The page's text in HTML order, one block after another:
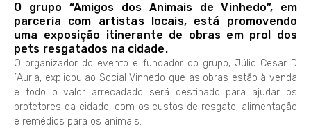
O grupo “Amigos dos Animais de Vinhedo”, em
parceria com artistas locais, está promovendo
uma exposição itinerante de obras em prol dos
pets resgatados na cidade.
O organizador do evento e fundador do grupo, Júlio Cesar D
´Auria, explicou ao Social Vinhedo que as obras estão à venda
e todo o valor arrecadado será destinado para ajudar os
protetores da cidade, com os custos de resgate, alimentação
e remédios para os animais.